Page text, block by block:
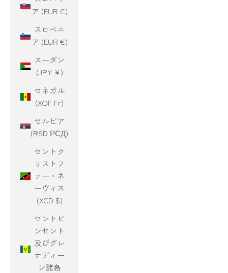
ア (EUR €)
スロベニ
ア (EUR €)
スーダン
(JPY ¥)
セネガル
(XOF Fr)
セルビア
(RSD РСД)
セントク
リストフ
ァー・ネ
ーヴィス
(XCD $)
セントビ
ンセント
及びグレ
ナディー
ン諸島